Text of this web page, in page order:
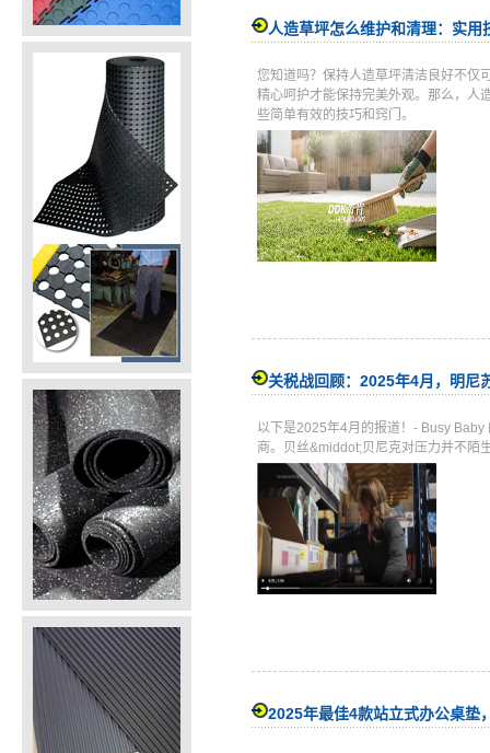
人造草坪怎么维护和清理：实用
您知道吗？保持人造草坪清洁良好不仅
精心呵护才能保持完美外观。那么，人
些简单有效的技巧和窍门。
关税战回顾：2025年4月，明尼
以下是2025年4月的报道！- Busy
商。贝丝&middot;贝尼克对压力并不陌
2025年最佳4款站立式办公桌垫